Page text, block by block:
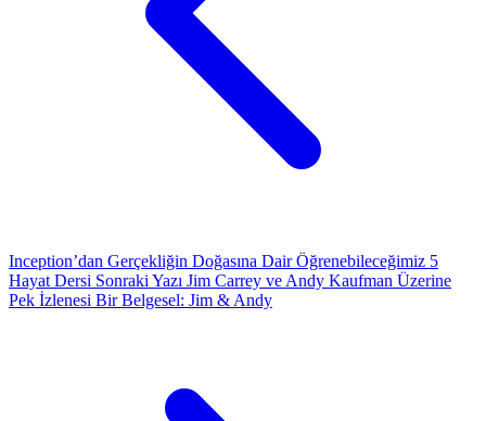
Inception’dan Gerçekliğin Doğasına Dair Öğrenebileceğimiz 5
Hayat Dersi Sonraki Yazı Jim Carrey ve Andy Kaufman Üzerine
Pek İzlenesi Bir Belgesel: Jim & Andy